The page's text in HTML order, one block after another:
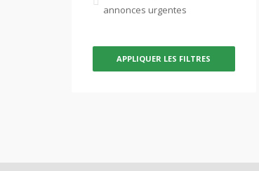
annonces urgentes
APPLIQUER LES FILTRES